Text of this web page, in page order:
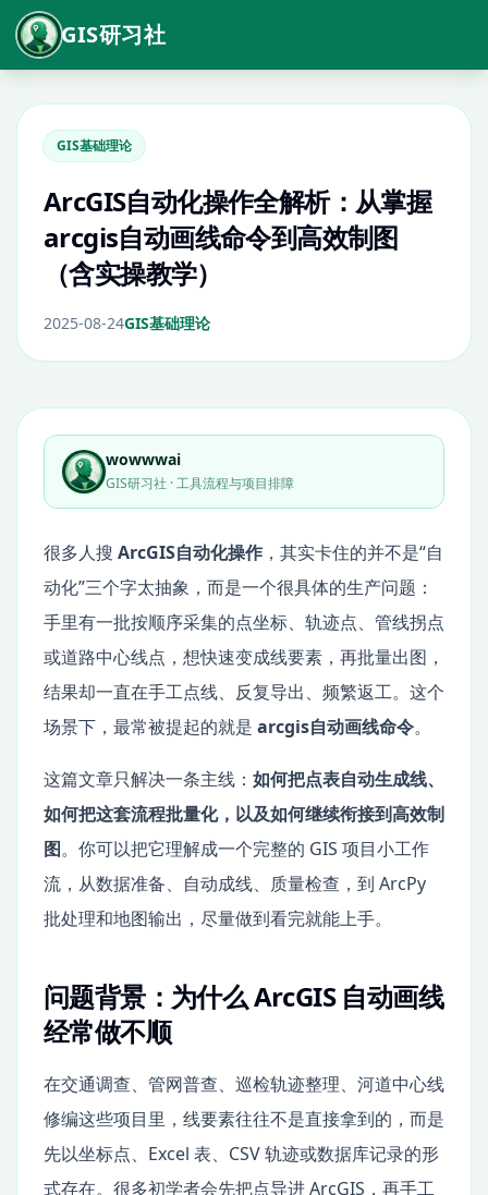
GIS研习社
GIS基础理论
ArcGIS自动化操作全解析：从掌握
arcgis自动画线命令到高效制图
（含实操教学）
2025-08-24GIS基础理论
wowwwai
GIS研习社 · 工具流程与项目排障
很多人搜 ArcGIS自动化操作 ，其实卡住的并不是“自
动化”三个字太抽象，而是一个很具体的生产问题：
手里有一批按顺序采集的点坐标、轨迹点、管线拐点
或道路中心线点，想快速变成线要素，再批量出图，
结果却一直在手工点线、反复导出、频繁返工。这个
场景下，最常被提起的就是 arcgis自动画线命令。
这篇文章只解决一条主线： 如何把点表自动生成线、
如何把这套流程批量化，以及如何继续衔接到高效制
图。你可以把它理解成一个完整的 GIS 项目小工作
流，从数据准备、自动成线、质量检查，到 ArcPy
批处理和地图输出，尽量做到看完就能上手。
问题背景：为什么 ArcGIS 自动画线
经常做不顺
在交通调查、管网普查、巡检轨迹整理、河道中心线
修编这些项目里，线要素往往不是直接拿到的，而是
先以坐标点、Excel 表、CSV 轨迹或数据库记录的形
式存在。很多初学者会先把点导进 ArcGIS，再手工